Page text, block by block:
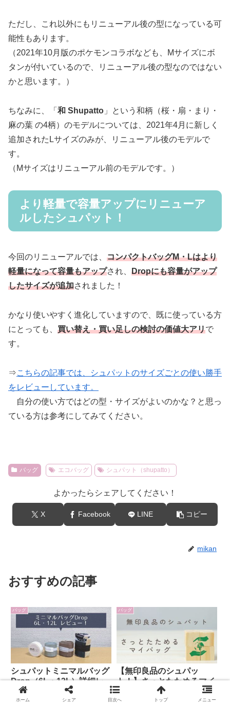
ただし、これ以外にもリニューアル後の型になっている可
能性もあります。
（2021年10月版のポケモンコラボなども、Mサイズにボ
タンが付いているので、リニューアル後の型なのではない
かと思います。）
ちなみに、「 和 Shupatto 」という和柄（桜・扇・まり・
麻の葉 の4柄）のモデルについては、2021年4月に新しく
追加されたLサイズのみが、リニューアル後のモデルで
す。
（Mサイズはリニューアル前のモデルです。）
より軽量で容量アップにリニューア
ルしたシュパット！
今回のリニューアルでは、 コンパクトバッグM・Lはより
軽量になって容量もアップされ、 Dropにも容量がアップ
したサイズが追加されました！
かなり使いやすく進化していますので、既に使っている方
にとっても、 買い替え・買い足しの検討の価値大アリで
す。
⇒こちらの記事では、シュパットのサイズごとの使い勝手
をレビューしています。
自分の使い方ではどの型・サイズがよいのかな？と思っ
ている方は参考にしてみてください。
バッグ エコバッグ シュパット（shupatto）
よかったらシェアしてください！
X Facebook LINE コピー
mikan
おすすめの記事
バッグ
シュパットミニマルバッグ
Drop（6L・12L）詳細レ
ビュー！
バッグ
【無印良品のシュパッ
ト！】さっとたためるマイ
バッグ【OEM】
ホーム シェア 目次へ トップ メニュー